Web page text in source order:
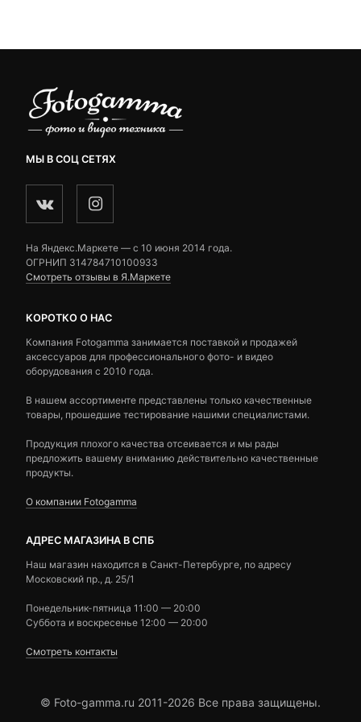
МЫ В СОЦ СЕТЯХ
На Яндекс.Маркете — c 10 июня 2014 года.
ОГРНИП 314784710100933
Смотреть отзывы в Я.Маркете
КОРОТКО О НАС
Компания Fotogamma занимается поставкой и продажей
аксессуаров для профессионального фото- и видео
оборудования с 2010 года.
В нашем ассортименте представлены только качественные
товары, прошедшие тестирование нашими специалистами.
Продукция плохого качества отсеивается и мы рады
предложить вашему вниманию действительно качественные
продукты.
О компании Fotogamma
АДРЕС МАГАЗИНА В СПБ
Наш магазин находится в Санкт-Петербурге, по адресу
Московский пр., д. 25/1
Понедельник-пятница 11:00 — 20:00
Суббота и воскресенье 12:00 — 20:00
Смотреть контакты
© Foto-gamma.ru 2011-2026 Все права защищены.